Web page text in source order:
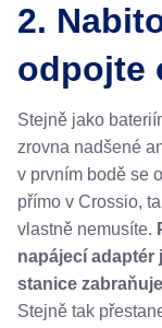
2.
odpojte
Stejně jako
zrovna nadšené
v prvním bodě se
přímo v Crossio,
vlastně nemusíte.
napájecí adaptér
stanice
Stejně tak